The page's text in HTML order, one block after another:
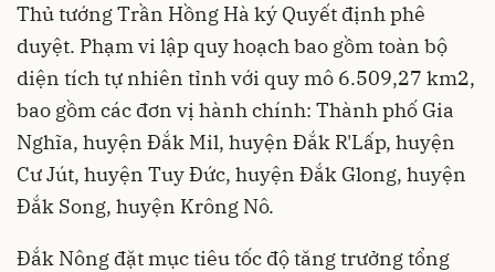
Thủ tướng Trần Hồng Hà ký Quyết định phê
duyệt. Phạm vi lập quy hoạchbao gồm toàn bộ
diện tích tự nhiên tỉnh với quy mô 6.509,27 km2,
bao gồm các đơn vị hành chính: Thành phố Gia
Nghĩa, huyện Đắk Mil, huyện Đắk R'Lấp, huyện
Cư Jút, huyện Tuy Đức, huyện Đắk Glong, huyện
Đắk Song, huyện Krông Nô.
Đắk Nông đặt mục tiêu tốc độ tăng trưởng tổng